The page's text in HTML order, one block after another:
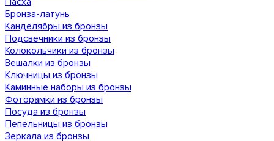
Бронза-латунь
Канделябры из бронзы
Подсвечники из бронзы
Колокольчики из бронзы
Вешалки из бронзы
Ключницы из бронзы
Каминные наборы из бронзы
Фоторамки из бронзы
Посуда из бронзы
Пепельницы из бронзы
Зеркала из бронзы